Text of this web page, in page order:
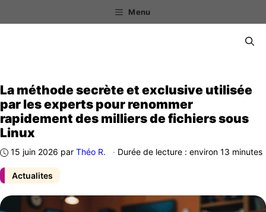
au
Menu
Actualites
La méthode secrète et exclusive utilisée
par les experts pour renommer
rapidement des milliers de fichiers sous
Linux
15 juin 2026 par Théo R. · Durée de lecture : environ 13 minutes